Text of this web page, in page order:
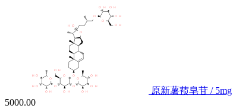
原新薯蓣皂苷 / 5mg
5000.00